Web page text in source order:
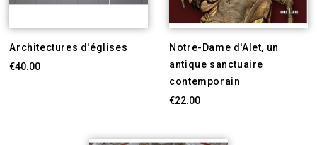
Architectures d'églises
€40.00
Notre-Dame d'Alet, un
antique sanctuaire
contemporain
€22.00